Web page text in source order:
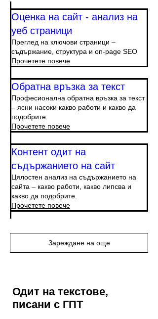
Оценка на сайт - анализ на
уеб страници
Преглед на ключови страници –
съдържание, структура и on-page SEO
Прочетете повече
Обратна връзка за текст
Професионална обратна връзка за текст
– ясни насоки какво работи и какво да
подобрите.
Прочетете повече
Контент одит на
съдържанието на сайт
Цялостен анализ на съдържанието на
сайта – какво работи, какво липсва и
какво да подобрите.
Прочетете повече
Зареждане на още
Одит на текстове,
писани с ГПТ